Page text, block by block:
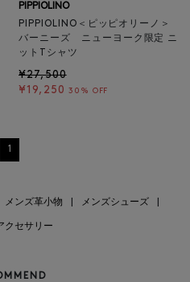
PIPPIOLINO
PIPPIOLINO＜ピッピオリーノ＞
バーニーズ ニューヨーク限定 ニ
ットTシャツ
¥27,500
¥19,250 30% OFF
1
メンズ革小物 メンズシューズ
クセサリー